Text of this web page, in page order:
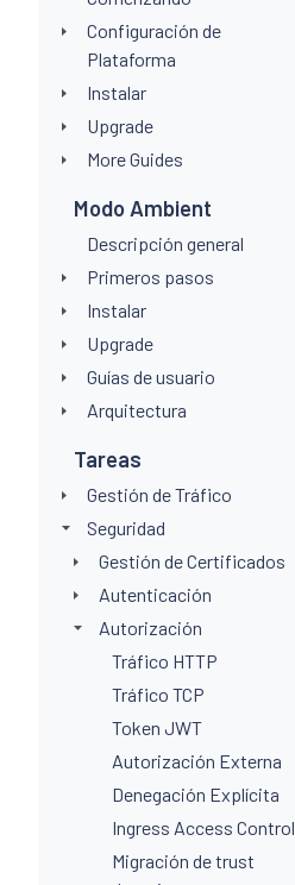
Configuración de
Plataforma
Instalar
Upgrade
More Guides
Modo Ambient
Descripción general
Primeros pasos
Instalar
Upgrade
Guías de usuario
Arquitectura
Tareas
Gestión de Tráfico
Seguridad
Gestión de Certificados
Autenticación
Autorización
Tráfico HTTP
Tráfico TCP
Token JWT
Autorización Externa
Denegación Explícita
Ingress Access Control
Migración de trust